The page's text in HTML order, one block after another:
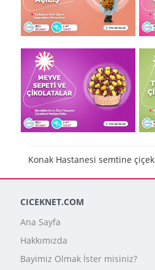
Konak Hastanesi semtine çiçek
CICEKNET.COM
Ana Sayfa
Hakkımızda
Bayimiz Olmak İster misiniz?